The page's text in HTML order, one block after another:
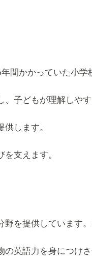
間かかっていた小
子どもが理解しや
します。
支えます。
を提供しています
英語力を身につけ